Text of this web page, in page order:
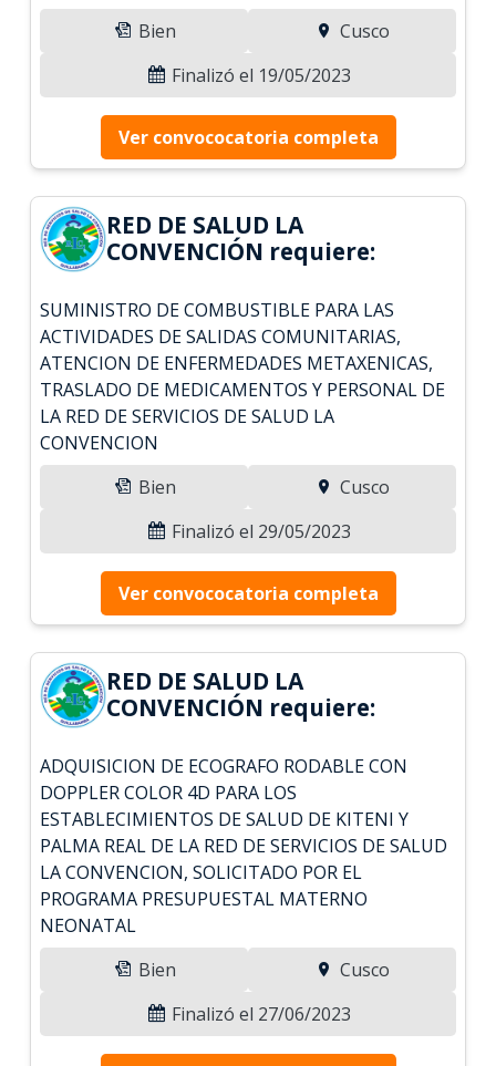
Bien
Cusco
Finalizó el 19/05/2023
Ver convococatoria completa
RED DE SALUD LA
CONVENCIÓN requiere:
SUMINISTRO DE COMBUSTIBLE PARA LAS
ACTIVIDADES DE SALIDAS COMUNITARIAS,
ATENCION DE ENFERMEDADES METAXENICAS,
TRASLADO DE MEDICAMENTOS Y PERSONAL DE
LA RED DE SERVICIOS DE SALUD LA
CONVENCION
Bien
Cusco
Finalizó el 29/05/2023
Ver convococatoria completa
RED DE SALUD LA
CONVENCIÓN requiere:
ADQUISICION DE ECOGRAFO RODABLE CON
DOPPLER COLOR 4D PARA LOS
ESTABLECIMIENTOS DE SALUD DE KITENI Y
PALMA REAL DE LA RED DE SERVICIOS DE SALUD
LA CONVENCION, SOLICITADO POR EL
PROGRAMA PRESUPUESTAL MATERNO
NEONATAL
Bien
Cusco
Finalizó el 27/06/2023